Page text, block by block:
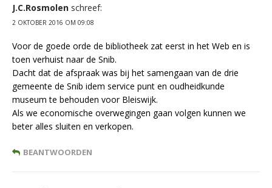
J.C.Rosmolen schreef:
2 OKTOBER 2016 OM 09:08
Voor de goede orde de bibliotheek zat eerst in het Web en is
toen verhuist naar de Snib.
Dacht dat de afspraak was bij het samengaan van de drie
gemeente de Snib idem service punt en oudheidkunde
museum te behouden voor Bleiswijk.
Als we economische overwegingen gaan volgen kunnen we
beter alles sluiten en verkopen.
BEANTWOORDEN